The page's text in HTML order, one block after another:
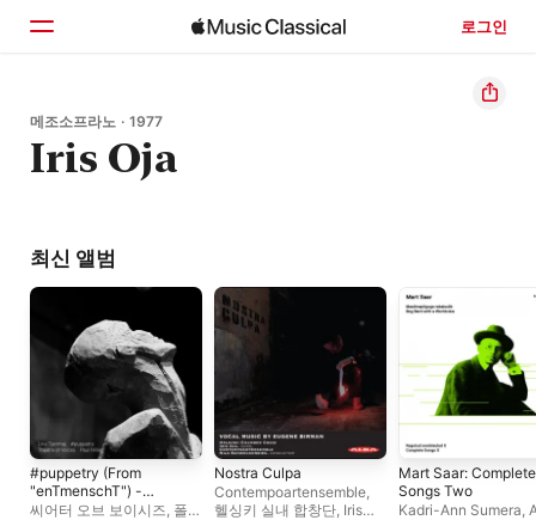
로그인
홈
둘러보기
메조소프라노 · 1977
Iris Oja
최신 앨범
#puppetry (From
"enTmenschT") -
Single
씨어터 오브 보이시즈, 폴
Nostra Culpa
Contempoartensemble,
헬싱키 실내 합창단, Iris
Mart Saar: Complete
Songs Two
Kadri-Ann Sumera,